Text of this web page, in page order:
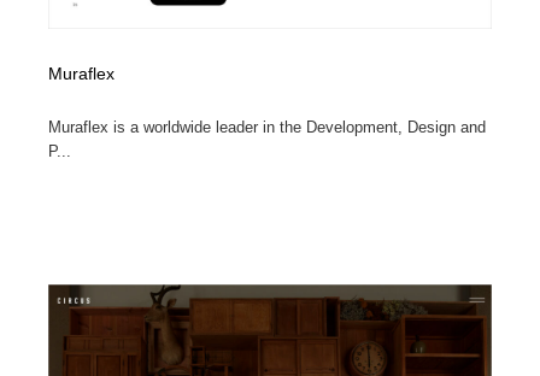
Muraflex
Muraflex is a worldwide leader in the Development, Design and
P...